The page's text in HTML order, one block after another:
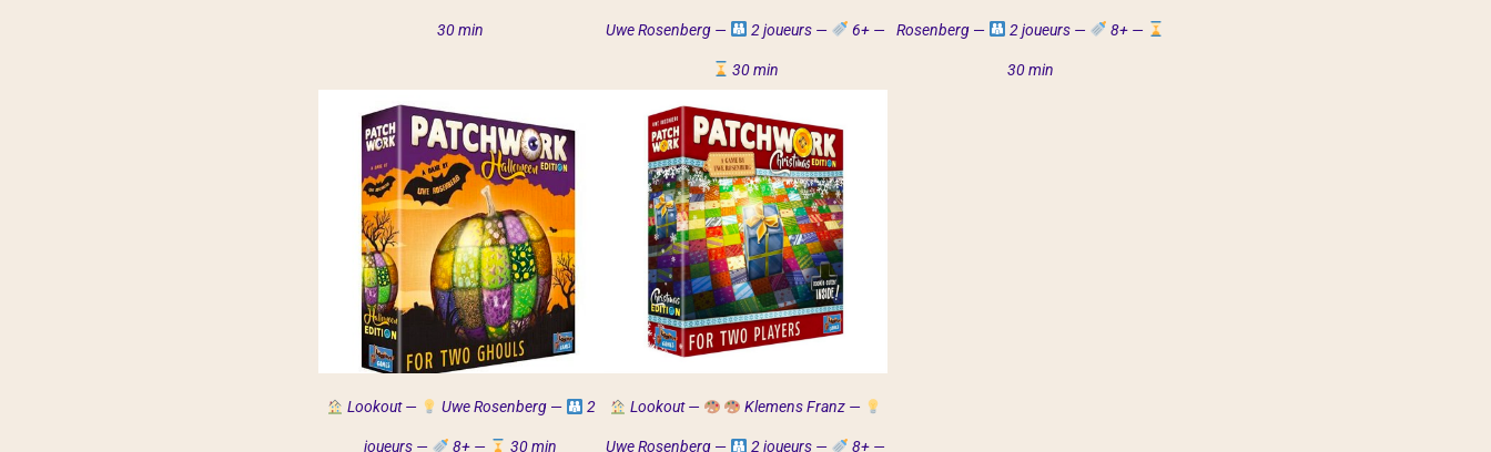
30 min Uwe Rosenberg — 2 joueurs — 6+ —
30 min
Rosenberg— 2 joueurs — 8+ —
30 min
Lookout — Uwe Rosenberg— 2
joueurs — 8+ — 30 min
Lookout — Klemens Franz —
Uwe Rosenberg — 2 joueurs — 8+ —